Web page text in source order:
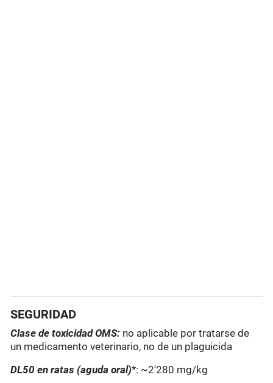
SEGURIDAD
Clase de toxicidad OMS: no aplicable por tratarse de
un medicamento veterinario, no de un plaguicida
DL50 en ratas (aguda oral)*: ~2'280 mg/kg